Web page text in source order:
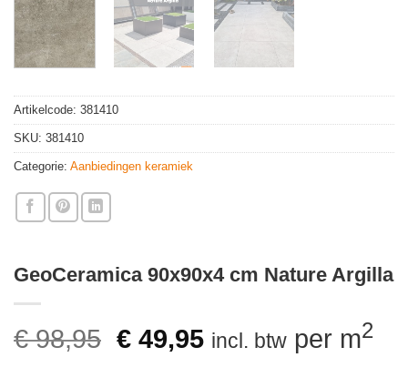
Artikelcode: 381410
SKU: 381410
Categorie: Aanbiedingen keramiek
GeoCeramica 90x90x4 cm Nature Argilla
€98,95 Oorspronkelijke
prijs
€49,95Huidige
prijs
incl. btwper m2